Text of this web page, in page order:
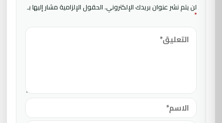
لن يتم نشر عنوان بريدك الإلكتروني.الحقول الإلزامية مشار إليها بـ
*